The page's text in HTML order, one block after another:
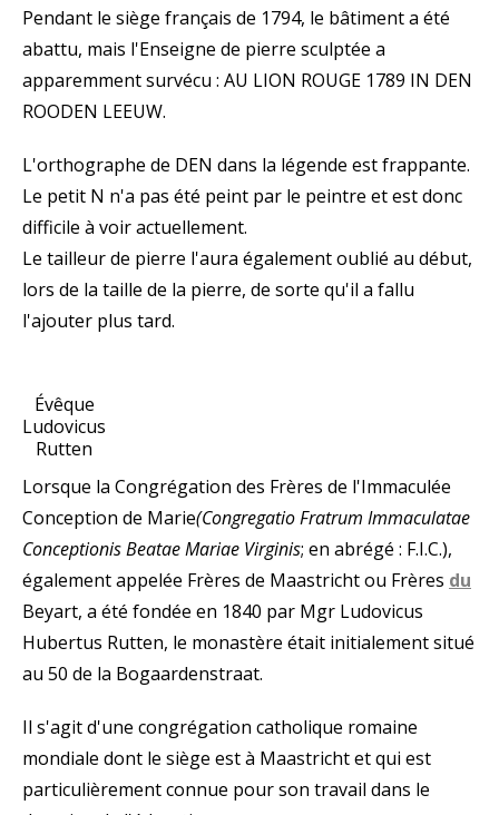
Pendant le siège français de 1794, le bâtiment a été
abattu, mais l'Enseigne de pierre sculptée a
apparemment survécu : AU LION ROUGE 1789 IN DEN
ROODEN LEEUW.
L'orthographe de DEN dans la légende est frappante.
Le petit N n'a pas été peint par le peintre et est donc
difficile à voir actuellement.
Le tailleur de pierre l'aura également oublié au début,
lors de la taille de la pierre, de sorte qu'il a fallu
l'ajouter plus tard.
Évêque
Ludovicus
Rutten
Lorsque la Congrégation des Frères de l'Immaculée
Conception de Marie(Congregatio Fratrum Immaculatae
Conceptionis Beatae Mariae Virginis; en abrégé : F.I.C.),
également appelée Frères de Maastricht ou Frères du
Beyart, a été fondée en 1840 par Mgr Ludovicus
Hubertus Rutten, le monastère était initialement situé
au 50 de la Bogaardenstraat.
Il s'agit d'une congrégation catholique romaine
mondiale dont le siège est à Maastricht et qui est
particulièrement connue pour son travail dans le